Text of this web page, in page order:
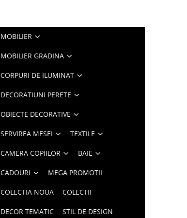
MOBILIER
MOBILIER GRADINA
CORPURI DE ILUMINAT
DECORATIUNI PERETE
OBIECTE DECORATIVE
SERVIREA MESEI TEXTILE
CAMERA COPIILOR BAIE
CADOURI MEGA PROMOTII
COLECTIA NOUA COLECTII
DECOR TEMATIC STIL DE DESIGN